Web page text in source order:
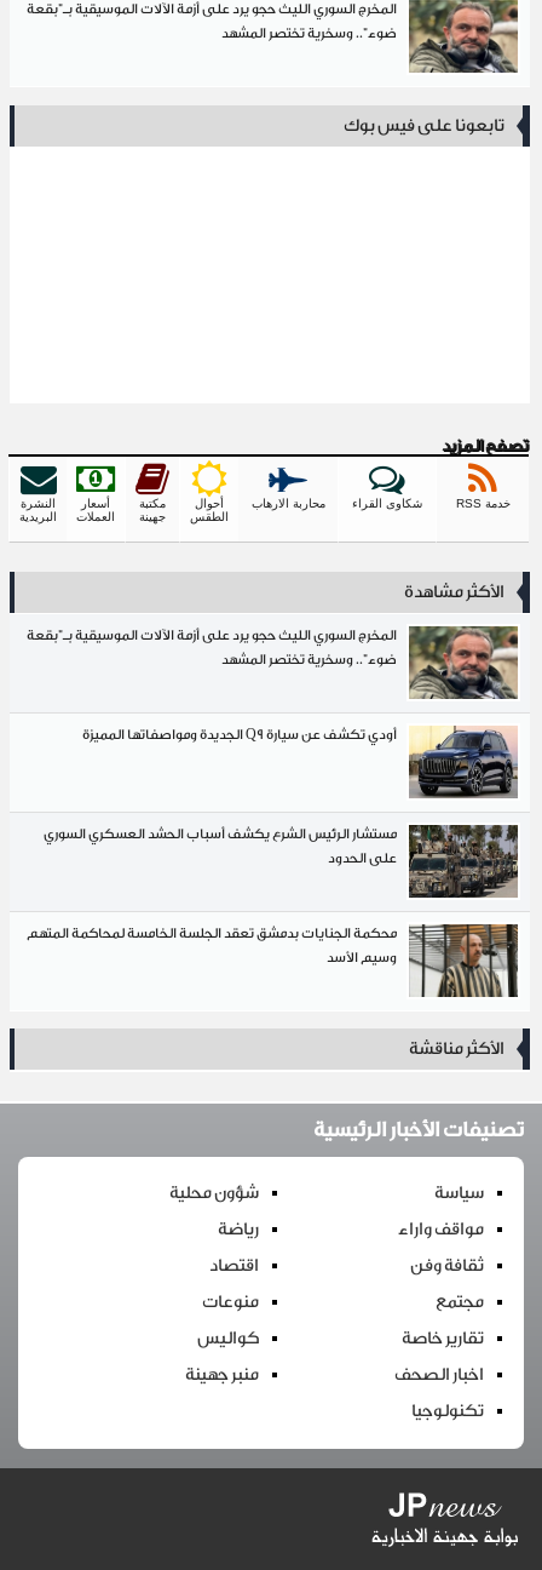
المخرج السوري الليث حجو يرد على أزمة الآلات الموسيقية بـ"بقعة
ضوء".. وسخرية تختصر المشهد
تابعونا على فيس بوك
تصفح المزيد
خدمة RSS شكاوى القراء محاربة الارهاب
أحوال
الطقس
مكتبة
جهينة
أسعار
العملات
النشرة
البريدية
الأكثر مشاهدة
المخرج السوري الليث حجو يرد على أزمة الآلات الموسيقية بـ"بقعة
ضوء".. وسخرية تختصر المشهد
أودي تكشف عن سيارة Q9 الجديدة ومواصفاتها المميزة
مستشار الرئيس الشرع يكشف أسباب الحشد العسكري السوري
على الحدود
محكمة الجنايات بدمشق تعقد الجلسة الخامسة لمحاكمة المتهم
وسيم الأسد
الأكثر مناقشة
تصنيفات الأخبار الرئيسية
سياسة
شؤون محلية
مواقف واراء
رياضة
ثقافة وفن
اقتصاد
مجتمع
منوعات
تقارير خاصة
كواليس
اخبار الصحف
منبر جهينة
تكنولوجيا